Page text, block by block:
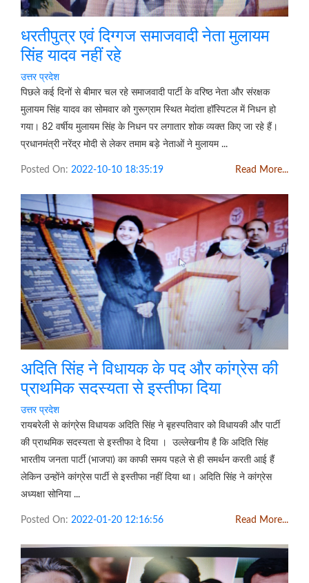
धरतीपुत्र एवं दिग्गज समाजवादी नेता मुलायम
सिंह यादव नहीं रहे
उत्तर प्रदेश
पिछले कई दिनों से बीमार चल रहे समाजवादी पार्टी के वरिष्ठ नेता और संरक्षक
मुलायम सिंह यादव का सोमवार को गुरूग्राम स्थित मेदांता हॉस्पिटल में निधन हो
गया। 82 वर्षीय मुलायम सिंह के निधन पर लगातार शोक व्यक्त किए जा रहे हैं।
प्रधानमंत्री नरेंद्र मोदी से लेकर तमाम बड़े नेताओं ने मुलायम ...
Posted On: 2022-10-10 18:35:19 Read More...
अदिति सिंह ने विधायक के पद और कांग्रेस की
प्राथमिक सदस्यता से इस्तीफा दिया
उत्तर प्रदेश
रायबरेली से कांग्रेस विधायक अदिति सिंह ने बृहस्पतिवार को विधायकी और पार्टी
की प्राथमिक सदस्यता से इस्तीफा दे दिया । उल्लेखनीय है कि अदिति सिंह
भारतीय जनता पार्टी (भाजपा) का काफी समय पहले से ही समर्थन करती आई हैं
लेकिन उन्होंने कांग्रेस पार्टी से इस्तीफा नहीं दिया था। अदिति सिंह ने कांग्रेस
अध्यक्षा सोनिया ...
Posted On: 2022-01-20 12:16:56 Read More...